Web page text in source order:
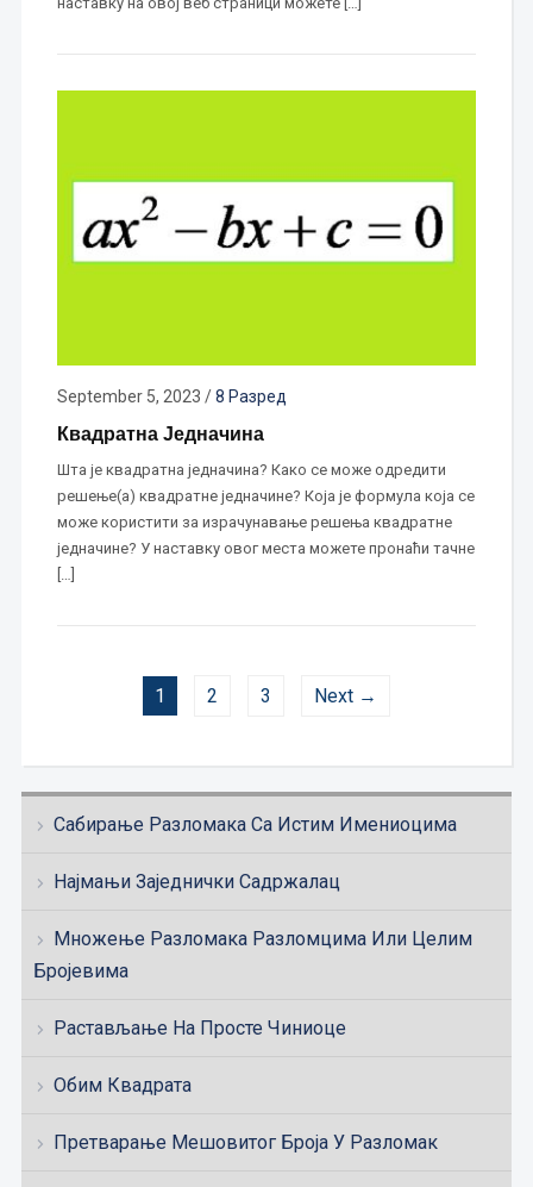
Сабирање Разломака Са Истим Имениоцима
Најмањи Заједнички Садржалац
Множење Разломака Разломцима Или Целим
Бројевима
Растављање На Просте Чиниоце
Обим Квадрата
Претварање Мешовитог Броја У Разломак
September 5, 2023 /8 Разред
Квадратна Једначина
Шта је квадратна једначина? Како се може одредити
решење(а) квадратне једначине? Која је формула која се
може користити за израчунавање решења квадратне
једначине? У наставку овог места можете пронаћи тачне
[…]
1 2 3 Next →